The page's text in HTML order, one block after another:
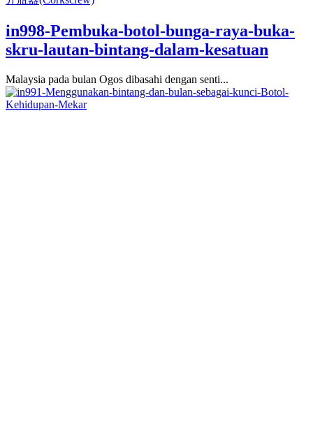
in998-Pembuka-botol-bunga-raya-buka-
skru-lautan-bintang-dalam-kesatuan
Malaysia pada bulan Ogos dibasahi dengan senti...